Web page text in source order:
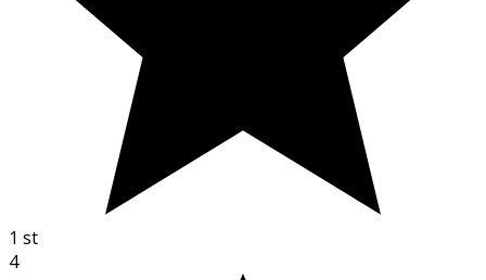
1 st
4